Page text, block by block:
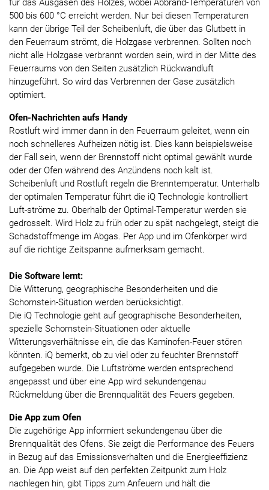
500 bis 600 °C erreicht werden. Nur bei diesen Temperaturen
kann der übrige Teil der Scheibenluft, die über das Glutbett in
den Feuerraum strömt, die Holzgase verbrennen. Sollten noch
nicht alle Holzgase verbrannt worden sein, wird in der Mitte des
Feuerraums von den Seiten zusätzlich Rückwandluft
hinzugeführt. So wird das Verbrennen der Gase zusätzlich
optimiert.
Ofen-Nachrichten aufs Handy
Rostluft wird immer dann in den Feuerraum geleitet, wenn ein
noch schnelleres Aufheizen nötig ist. Dies kann beispielsweise
der Fall sein, wenn der Brennstoff nicht optimal gewählt wurde
oder der Ofen während des Anzündens noch kalt ist.
Scheibenluft und Rostluft regeln die Brenntemperatur. Unterhalb
der optimalen Temperatur führt die iQ Technologie kontrolliert
Luft-ströme zu. Oberhalb der Optimal-Temperatur werden sie
gedrosselt. Wird Holz zu früh oder zu spät nachgelegt, steigt die
Schadstoffmenge im Abgas. Per App und im Ofenkörper wird
auf die richtige Zeitspanne aufmerksam gemacht.
Die Software lernt:
Die Witterung, geographische Besonderheiten und die
Schornstein-Situation werden berücksichtigt.
Die iQ Technologie geht auf geographische Besonderheiten,
spezielle Schornstein-Situationen oder aktuelle
Witterungsverhältnisse ein, die das Kaminofen-Feuer stören
könnten. iQ bemerkt, ob zu viel oder zu feuchter Brennstoff
aufgegeben wurde. Die Luftströme werden entsprechend
angepasst und über eine App wird sekundengenau
Rückmeldung über die Brennqualität des Feuers gegeben.
Die App zum Ofen
Die zugehörige App informiert sekundengenau über die
Brennqualität des Ofens. Sie zeigt die Performance des Feuers
in Bezug auf das Emissionsverhalten und die Energieeffizienz
an. Die App weist auf den perfekten Zeitpunkt zum Holz
nachlegen hin, gibt Tipps zum Anfeuern und hält die